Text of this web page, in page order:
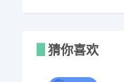
猜你喜欢